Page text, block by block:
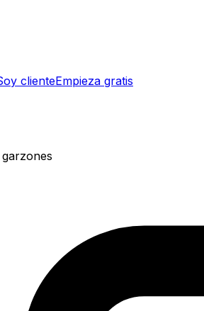
clienteEmpieza gratis